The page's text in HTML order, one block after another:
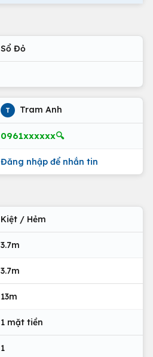
Sổ Đỏ
T Tram Anh
0961xxxxxx🔍
Đăng nhập để nhắn tin
Kiệt / Hẻm
3.7m
3.7m
13m
1 mặt tiền
1